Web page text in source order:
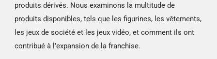
produits dérivés. Nous examinons la multitude de
produits disponibles, tels que les figurines, les vêtements,
les jeux de société et les jeux vidéo, et comment ils ont
contribué à l’expansion de la franchise.